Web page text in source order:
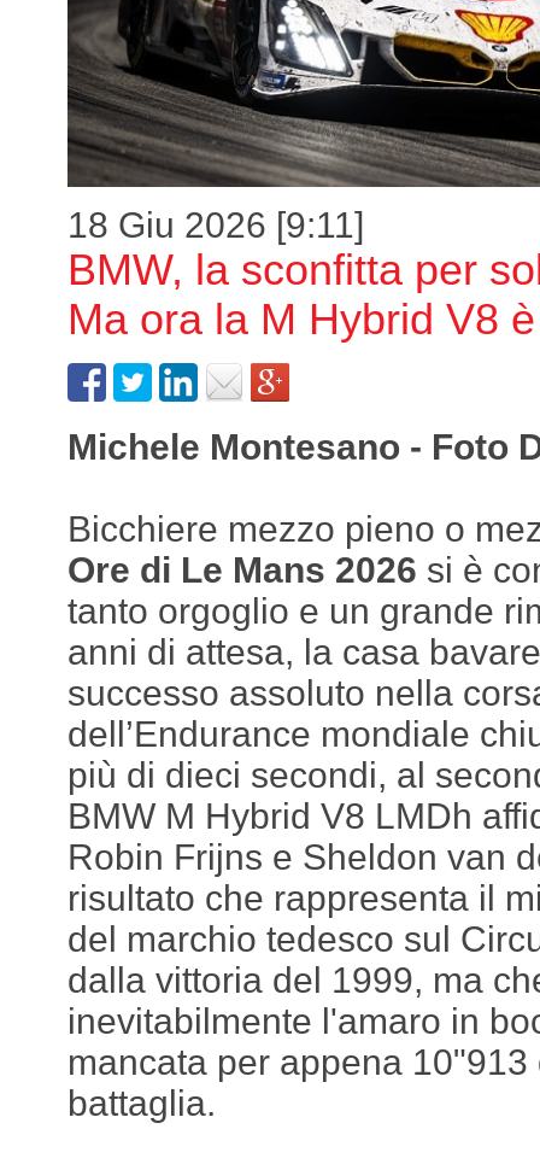
18 Giu 2026 [9:11]
BMW, la sconfitta per
Ma ora la M Hybrid V8
Michele Montesano - Foto
Bicchiere mezzo pieno o
Ore di Le Mans 2026 si è
tanto orgoglio e un grande
anni di attesa, la casa
successo assoluto nella
dell’Endurance mondiale
più di dieci secondi, al
BMW M Hybrid V8 LMDh
Robin Frijns e Sheldon van
risultato che rappresenta il
del marchio tedesco sul
dalla vittoria del 1999, ma
inevitabilmente l'amaro in
mancata per appena
battaglia.